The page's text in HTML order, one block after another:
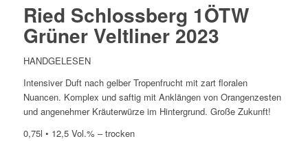
Ried Schlossberg 1ÖTW
Grüner Veltliner 2023
HANDGELESEN
Intensiver Duft nach gelber Tropenfrucht mit zart floralen
Nuancen. Komplex und saftig mit Anklängen von Orangenzesten
und angenehmer Kräuterwürze im Hintergrund. Große Zukunft!
0,75l • 12,5 Vol.% – trocken